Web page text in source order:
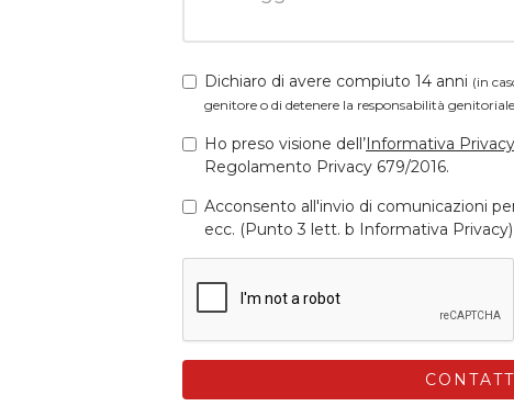
Dichiaro di avere compiuto 14 anni (in
genitore o di detenere la responsabilità
Ho preso visione dell’Informativa Privacy
Regolamento Privacy 679/2016.
Acconsento all'invio di comunicazioni
ecc. (Punto 3 lett. b Informativa Privacy)